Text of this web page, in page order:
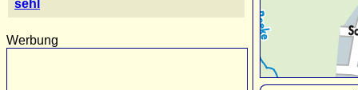
sehl
Werbung